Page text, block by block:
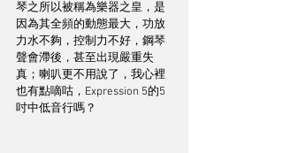
琴之所以被稱為樂器之皇，是
因為其全頻的動態最大，功放
力水不夠，控制力不好，鋼琴
聲會滯後，甚至出現嚴重失
真；喇叭更不用說了，我心裡
也有點嘀咕，Expression 5的5
吋中低音行嗎？